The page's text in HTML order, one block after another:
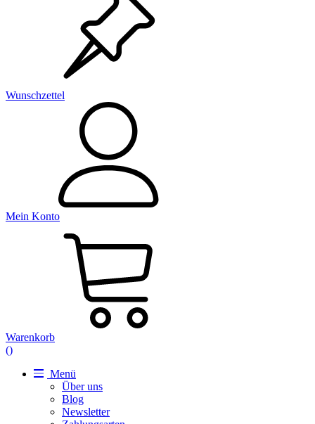
Wunschzettel
Mein Konto
Warenkorb
()
Menü
Über uns
Blog
Newsletter